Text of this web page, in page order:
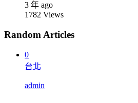
3 年 ago
1782 Views
Random Articles
0
台北
admin